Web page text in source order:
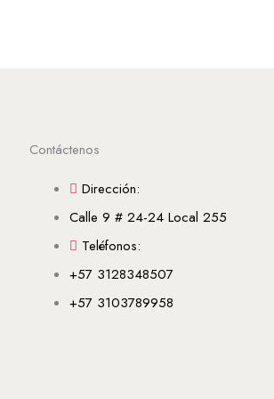
Contáctenos
Dirección:
Calle 9 # 24-24 Local 255
Teléfonos:
+57 3128348507
+57 3103789958